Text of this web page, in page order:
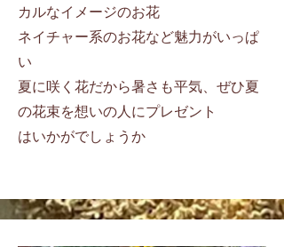
カルなイメージのお花
​ネイチャー系のお花など魅力がいっぱ
い
夏に咲く花だから暑さも平気、ぜひ夏
の花束を想いの人にプレゼント
​はいかがでしょうか